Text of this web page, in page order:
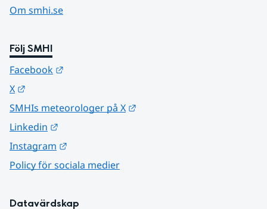
Om smhi.se
Följ SMHI
Facebook
X
SMHIs meteorologer på X
Linkedin
Instagram
Policy för sociala medier
Datavärdskap